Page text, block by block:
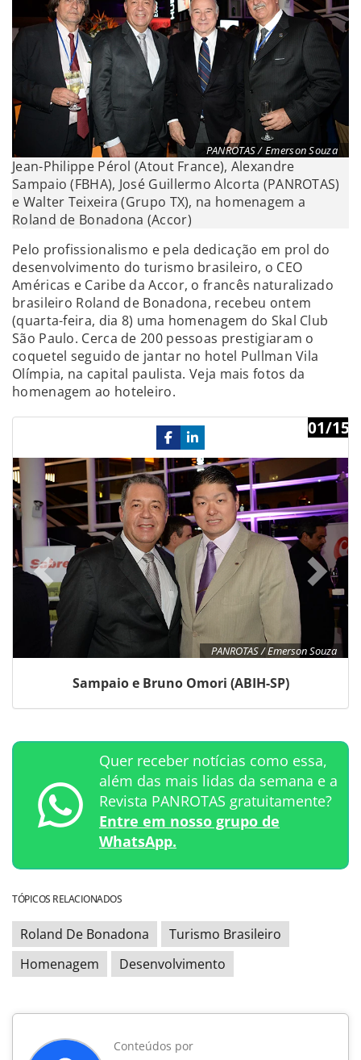
PANROTAS / Emerson Souza
Jean-Philippe Pérol (Atout France), Alexandre
Sampaio (FBHA), José Guillermo Alcorta (PANROTAS)
e Walter Teixeira (Grupo TX), na homenagem a
Roland de Bonadona (Accor)
Pelo profissionalismo e pela dedicação em prol do
desenvolvimento do turismo brasileiro, o CEO
Américas e Caribe da Accor, o francês naturalizado
brasileiro Roland de Bonadona, recebeu ontem
(quarta-feira, dia 8) uma homenagem do Skal Club
São Paulo. Cerca de 200 pessoas prestigiaram o
coquetel seguido de jantar no hotel Pullman Vila
Olímpia, na capital paulista. Veja mais fotos da
homenagem ao hoteleiro.
PANROTAS / Emerson Souza
01/15
Sampaio e Bruno Omori (ABIH-SP)
Previous
Quer receber notícias como essa,
além das mais lidas da semana e a
Revista PANROTAS gratuitamente?
Entre em nosso grupo de
WhatsApp.
TÓPICOS RELACIONADOS
Roland De Bonadona
Turismo Brasileiro
Homenagem
Desenvolvimento
Conteúdos por